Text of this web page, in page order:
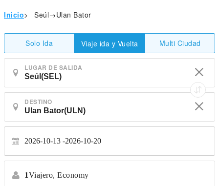
Inicio> Seúl→Ulan Bator
Solo Ida Viaje ida y Vuelta Multi Ciudad
LUGAR DE SALIDA
DESTINO
2026-10-13 2026-10-20
1Viajero, Economy